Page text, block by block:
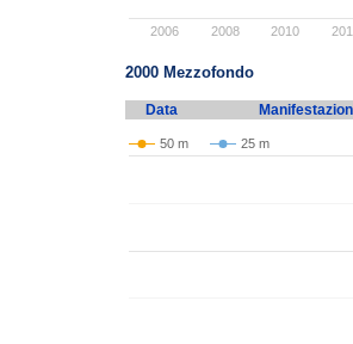
2006 2008 2010
2000 Mezzofondo
Data
50 m 25 m